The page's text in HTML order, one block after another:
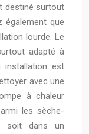
destiné surtout
également que
lourde. Le
adapté à
installation est
avec une
à chaleur
les sèche-
soit dans un